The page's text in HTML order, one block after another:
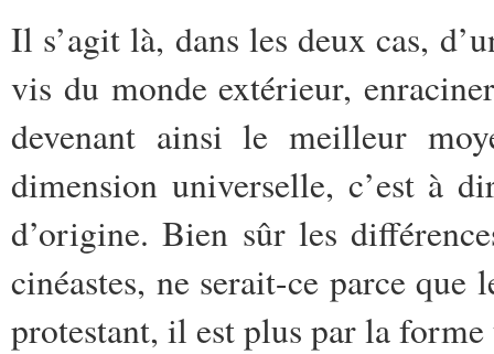
Il s’agit là, dans les deux cas,
vis du monde extérieur,
devenant ainsi le meilleur
dimension universelle, c’est à
d’origine. Bien sûr les
cinéastes, ne serait-ce parce
protestant, il est plus par la